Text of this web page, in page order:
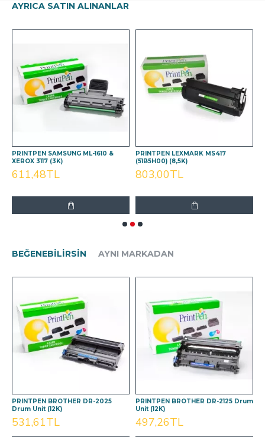
AYRICA SATIN ALINANLAR
PRINTPEN SAMSUNG ML-1610 &
XEROX 3117 (3K)
611,48TL
PRINTPEN LEXMARK MS417
(51B5H00) (8,5K)
803,00TL
BEĞENEBILIRSIN AYNI MARKADAN
PRINTPEN BROTHER DR-2025
Drum Unit (12K)
531,61TL
PRINTPEN BROTHER DR-2125 Drum
Unit (12K)
497,26TL